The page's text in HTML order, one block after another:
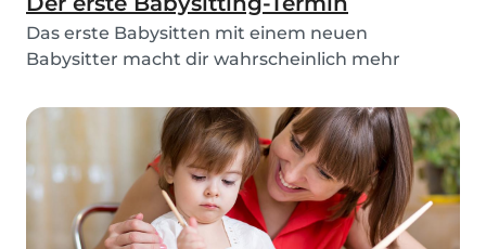
Das erste Babysitten mit einem neuen
Babysitter macht dir wahrscheinlich mehr
Beispiel, bleib ruhig und lass den Dingen ihren
Lauf. Weil das aber leichter gesagt als getan ist,
haben wir hier 5...